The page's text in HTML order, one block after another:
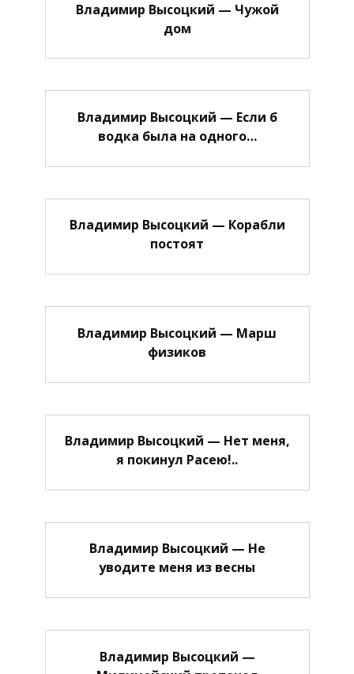
Владимир Высоцкий — Чужой
дом
Владимир Высоцкий — Если б
водка была на одного…
Владимир Высоцкий — Корабли
постоят
Владимир Высоцкий — Марш
физиков
Владимир Высоцкий — Нет меня,
я покинул Расею!..
Владимир Высоцкий — Не
уводите меня из весны
Владимир Высоцкий —